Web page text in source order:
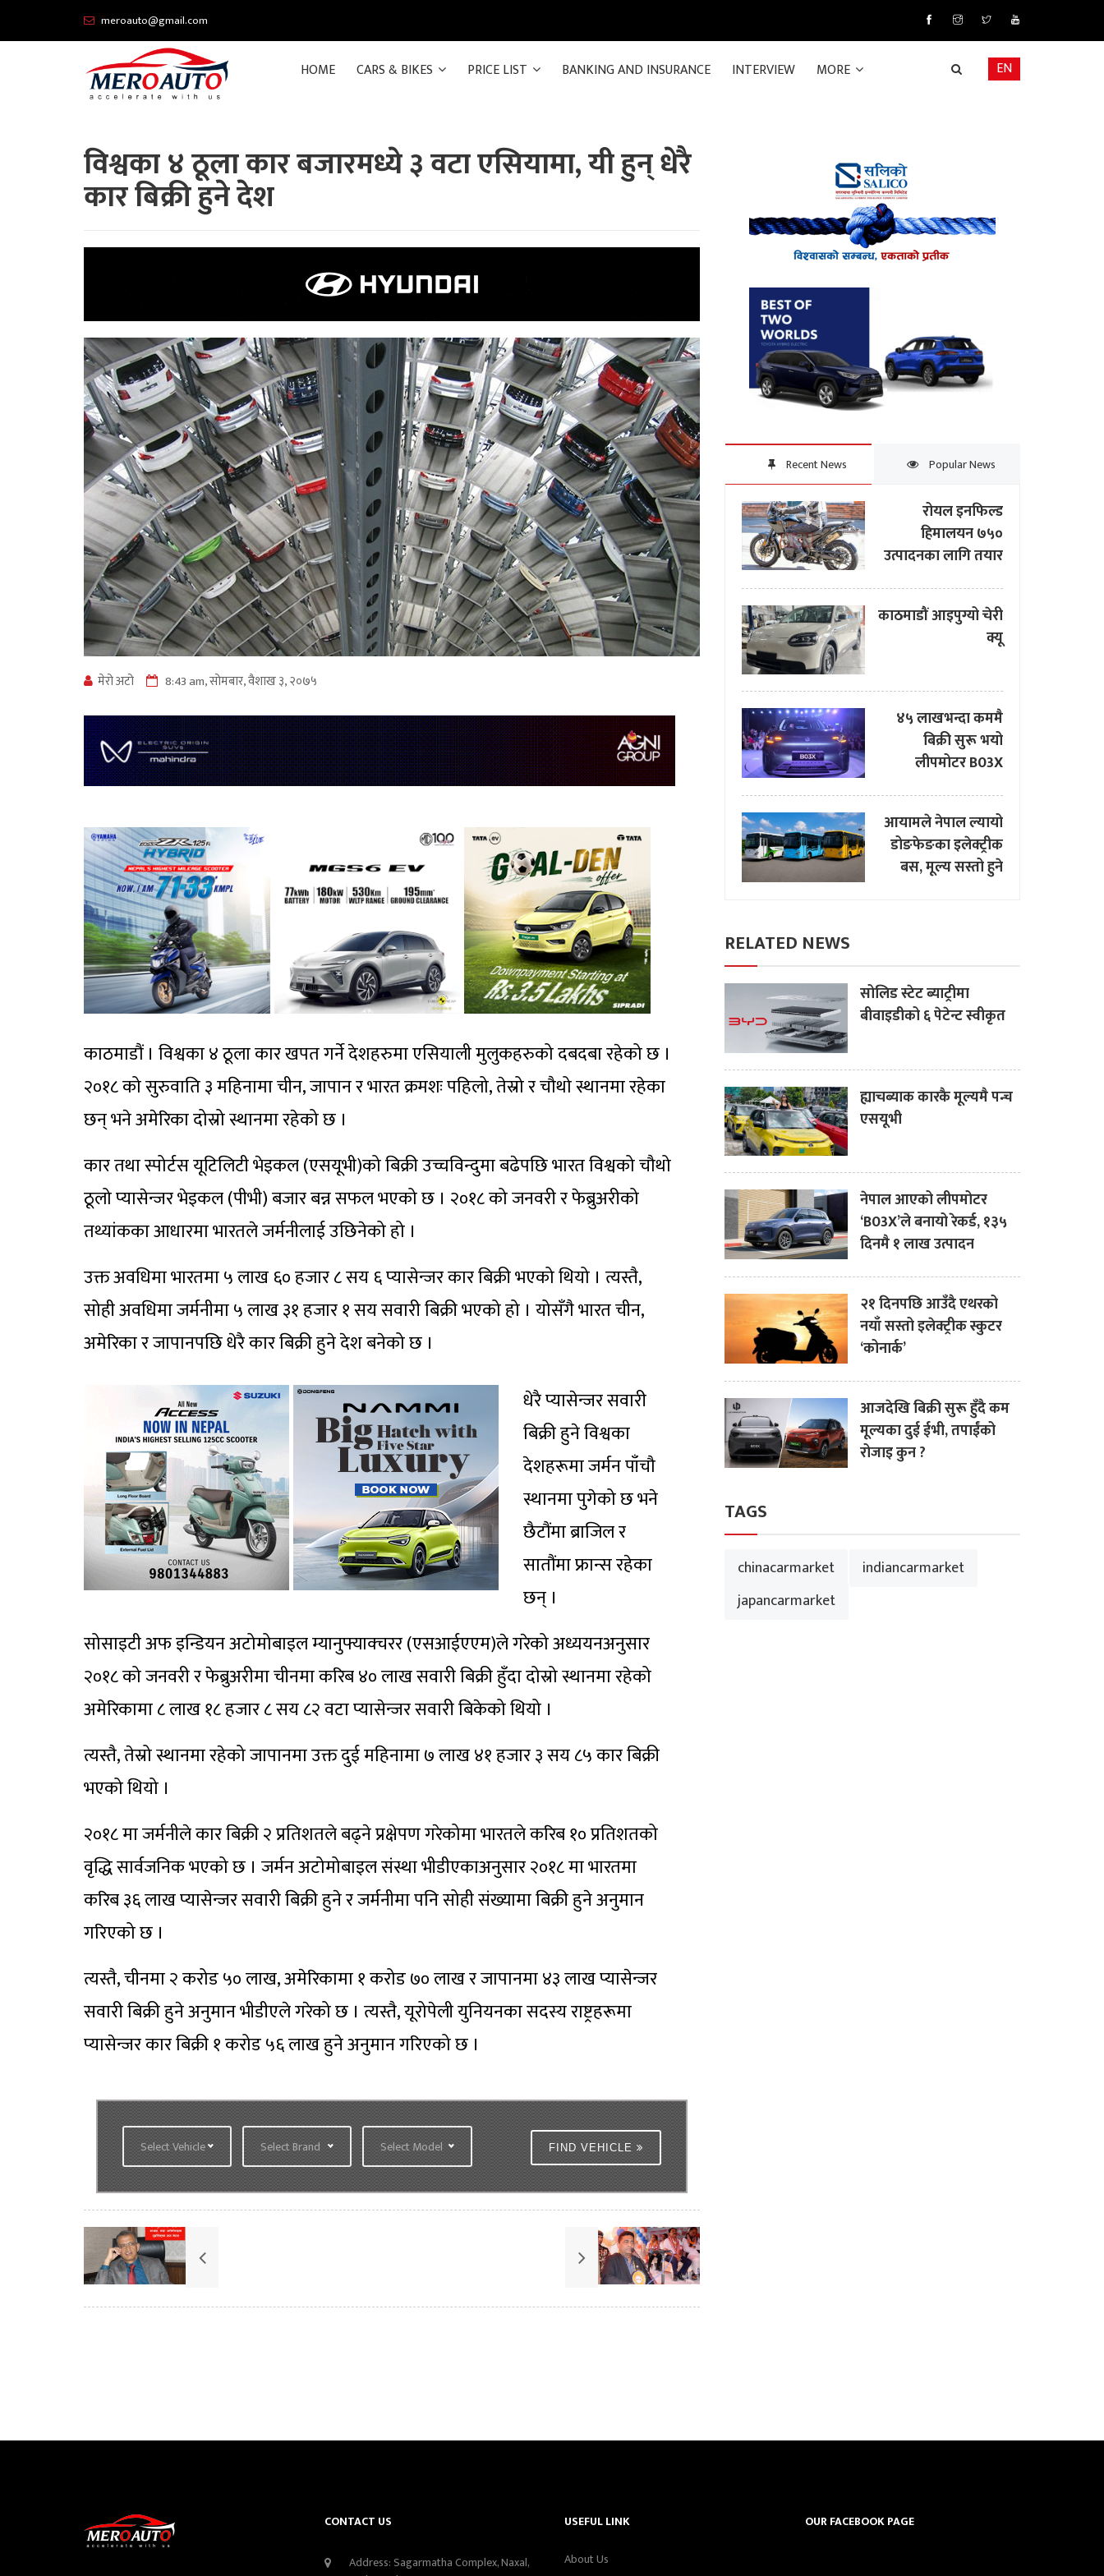
meroauto@gmail.com
HOME CARS & BIKES PRICE LIST BANKING AND INSURANCE INTERVIEW MORE EN
विश्वका ४ ठूला कार बजारमध्ये ३ वटा एसियामा, यी हुन् धेरै
कार बिक्री हुने देश
मेरो अटो 8:43 am, सोमबार, वैशाख ३, २०७५
काठमाडौं । विश्वका ४ ठूला कार खपत गर्ने देशहरुमा एसियाली मुलुकहरुको दबदबा रहेको छ ।
२०१८ को सुरुवाति ३ महिनामा चीन, जापान र भारत क्रमशः पहिलो, तेस्रो र चौथो स्थानमा रहेका
छन् भने अमेरिका दोस्रो स्थानमा रहेको छ ।
कार तथा स्पोर्टस यूटिलिटी भेइकल (एसयूभी)को बिक्री उच्चविन्दुमा बढेपछि भारत विश्वको चौथो
ठूलो प्यासेन्जर भेइकल (पीभी) बजार बन्न सफल भएको छ । २०१८ को जनवरी र फेब्रुअरीको
तथ्यांकका आधारमा भारतले जर्मनीलाई उछिनेको हो ।
उक्त अवधिमा भारतमा ५ लाख ६० हजार ८ सय ६ प्यासेन्जर कार बिक्री भएको थियो । त्यस्तै,
सोही अवधिमा जर्मनीमा ५ लाख ३१ हजार १ सय सवारी बिक्री भएको हो । योसँगै भारत चीन,
अमेरिका र जापानपछि धेरै कार बिक्री हुने देश बनेको छ ।
धेरै प्यासेन्जर सवारी
बिक्री हुने विश्वका
देशहरूमा जर्मन पाँचौ
स्थानमा पुगेको छ भने
छैटौंमा ब्राजिल र
सातौंमा फ्रान्स रहेका
छन् ।
सोसाइटी अफ इन्डियन अटोमोबाइल म्यानुफ्याक्चरर (एसआईएएम)ले गरेको अध्ययनअनुसार
२०१८ को जनवरी र फेब्रुअरीमा चीनमा करिब ४० लाख सवारी बिक्री हुँदा दोस्रो स्थानमा रहेको
अमेरिकामा ८ लाख १८ हजार ८ सय ८२ वटा प्यासेन्जर सवारी बिकेको थियो ।
त्यस्तै, तेस्रो स्थानमा रहेको जापानमा उक्त दुई महिनामा ७ लाख ४१ हजार ३ सय ८५ कार बिक्री
भएको थियो ।
२०१८ मा जर्मनीले कार बिक्री २ प्रतिशतले बढ्ने प्रक्षेपण गरेकोमा भारतले करिब १० प्रतिशतको
वृद्धि सार्वजनिक भएको छ । जर्मन अटोमोबाइल संस्था भीडीएकाअनुसार २०१८ मा भारतमा
करिब ३६ लाख प्यासेन्जर सवारी बिक्री हुने र जर्मनीमा पनि सोही संख्यामा बिक्री हुने अनुमान
गरिएको छ ।
त्यस्तै, चीनमा २ करोड ५० लाख, अमेरिकामा १ करोड ७० लाख र जापानमा ४३ लाख प्यासेन्जर
सवारी बिक्री हुने अनुमान भीडीएले गरेको छ । त्यस्तै, यूरोपेली युनियनका सदस्य राष्ट्रहरूमा
प्यासेन्जर कार बिक्री १ करोड ५६ लाख हुने अनुमान गरिएको छ ।
Select Vehicle Select Brand Select Model FIND VEHICLE
Recent News Popular News
रोयल इनफिल्ड
हिमालयन ७५०
उत्पादनका लागि तयार
काठमाडौं आइपुग्यो चेरी
क्यू
४५ लाखभन्दा कममै
बिक्री सुरू भयो
लीपमोटर B03X
आयामले नेपाल ल्यायो
डोङफेङका इलेक्ट्रीक
बस, मूल्य सस्तो हुने
RELATED NEWS
सोलिड स्टेट ब्याट्रीमा
बीवाइडीको ६ पेटेन्ट स्वीकृत
ह्याचब्याक कारकै मूल्यमै पन्च
एसयूभी
नेपाल आएको लीपमोटर
‘B03X’ले बनायो रेकर्ड, १३५
दिनमै १ लाख उत्पादन
२१ दिनपछि आउँदै एथरको
नयाँ सस्तो इलेक्ट्रीक स्कुटर
‘कोनार्क’
आजदेखि बिक्री सुरू हुँदै कम
मूल्यका दुई ईभी, तपाईंको
रोजाइ कुन ?
TAGS
chinacarmarket
indiancarmarket
japancarmarket
CONTACT US
Address: Sagarmatha Complex, Naxal,
USEFUL LINK
About Us
OUR FACEBOOK PAGE